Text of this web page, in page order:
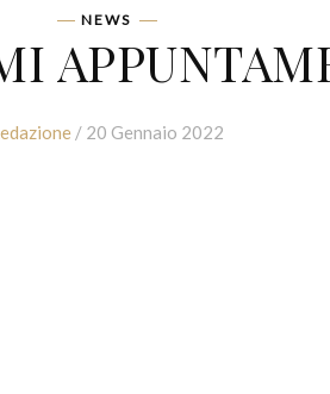
NEWS
/ 20 Gennaio 2022